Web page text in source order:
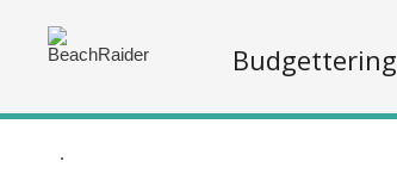
Budgettering
.